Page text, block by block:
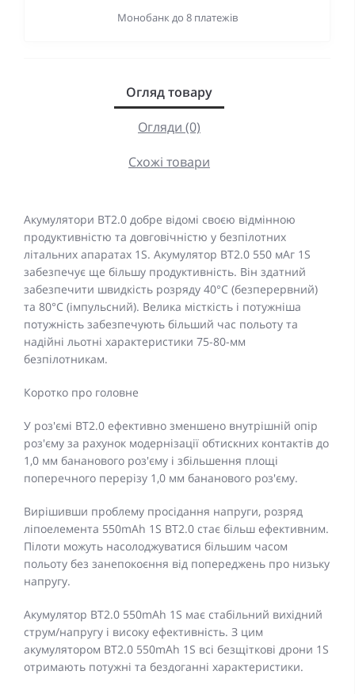
Монобанк до 8 платежів
Огляд товару
Огляди (0)
Схожі товари
Акумулятори BT2.0 добре відомі своєю відмінною
продуктивністю та довговічністю у безпілотних
літальних апаратах 1S. Акумулятор BT2.0 550 мАг 1S
забезпечує ще більшу продуктивність. Він здатний
забезпечити швидкість розряду 40°C (безперервний)
та 80°C (імпульсний). Велика місткість і потужніша
потужність забезпечують більший час польоту та
надійні льотні характеристики 75-80-мм
безпілотникам.
Коротко про головне
У роз'ємі BT2.0 ефективно зменшено внутрішній опір
роз'єму за рахунок модернізації обтискних контактів до
1,0 мм бананового роз'єму і збільшення площі
поперечного перерізу 1,0 мм бананового роз'єму.
Вирішивши проблему просідання напруги, розряд
ліпоелемента 550mAh 1S BT2.0 стає більш ефективним.
Пілоти можуть насолоджуватися більшим часом
польоту без занепокоєння від попереджень про низьку
напругу.
Акумулятор BT2.0 550mAh 1S має стабільний вихідний
струм/напругу і високу ефективність. З цим
акумулятором BT2.0 550mAh 1S всі безщіткові дрони 1S
отримають потужні та бездоганні характеристики.